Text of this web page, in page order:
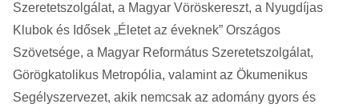
Szeretetszolgálat, a Magyar Vöröskereszt, a Nyugdíjas
Klubok és Idősek „Életet az éveknek” Országos
Szövetsége, a Magyar Református Szeretetszolgálat,
Görögkatolikus Metropólia, valamint az Ökumenikus
Segélyszervezet, akik nemcsak az adomány gyors és